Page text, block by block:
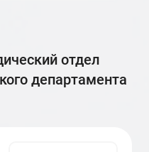
департамента